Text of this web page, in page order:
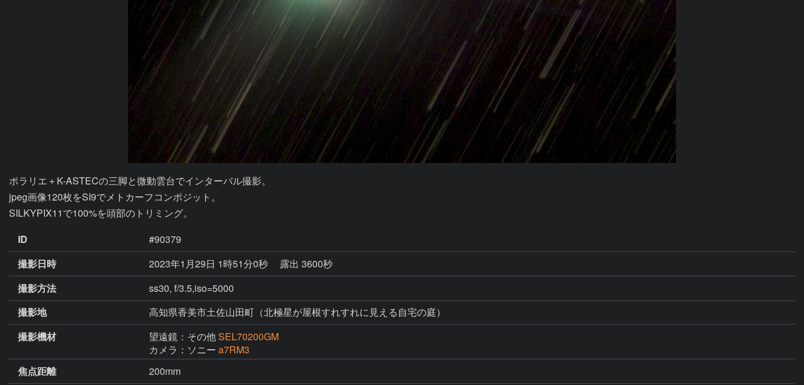
ポラリエ＋K-ASTECの三脚と微動雲台でインターバル撮影。
jpeg画像120枚をSI9でメトカーフコンポジット。
ID
#90379
撮影日時
2023年1月29日 1時51分0秒
露出 3600秒
撮影方法
ss30, f/3.5,iso=5000
撮影地
高知県香美市土佐山田町（北極星が屋根すれすれに見える自宅の庭）
撮影機材
望遠鏡：その他SEL70200GM
カメラ：ソニー a7RM3
焦点距離
200mm